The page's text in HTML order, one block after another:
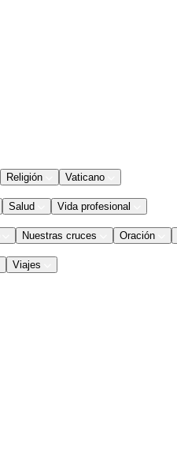
Religión Vaticano
Salud Vida profesional
Nuestras cruces Oración
Viajes